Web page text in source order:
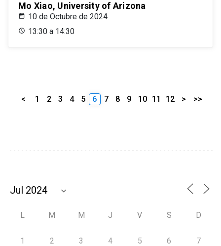
Mo Xiao, University of Arizona
10 de Octubre de 2024
13:30 a 14:30
< 1 2 3 4 5 6 7 8 9 10 11 12 > >>
L M M J V S D
1 2 3 4 5 6 7